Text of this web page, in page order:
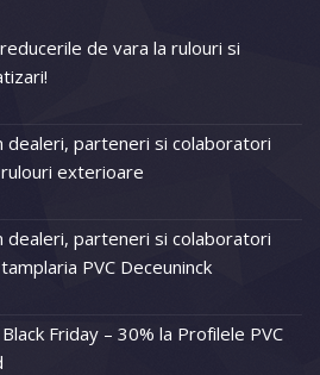
de vara la rulouri si
dealeri, parteneri si colaboratori
exterioare
dealeri, parteneri si colaboratori
PVC Deceuninck
Friday – 30% la Profilele PVC